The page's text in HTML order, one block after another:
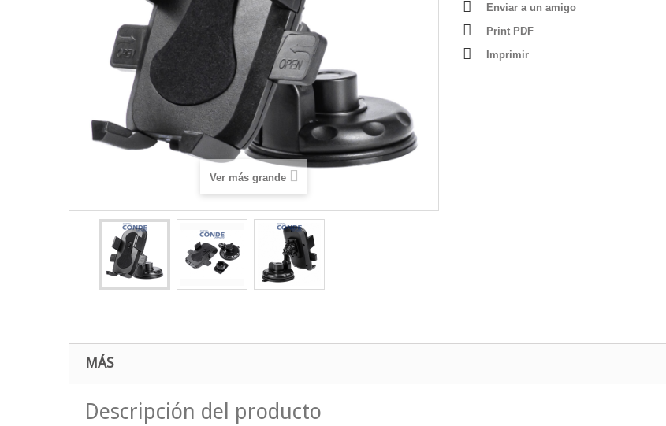
Ver más grande
Enviar a un amigo
Print PDF
Imprimir
MÁS
Descripción del producto